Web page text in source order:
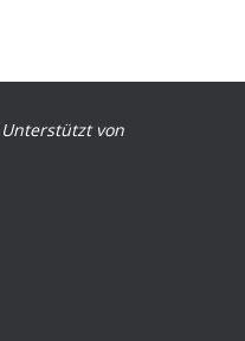
Unterstützt von